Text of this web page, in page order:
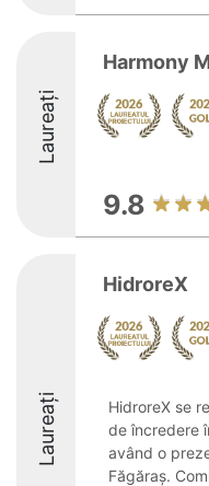
Laureați
Harmony
9.8
Laureați
HidroreX
HidroreX se
de încredere
având o
Făgăraș.